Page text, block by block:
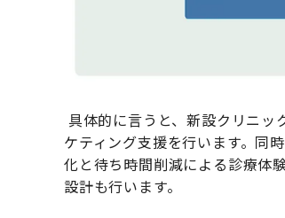
具体的に言うと、新設クリニッ
ケティング支援を行います。同
化と待ち時間削減による診療体
設計も行います。